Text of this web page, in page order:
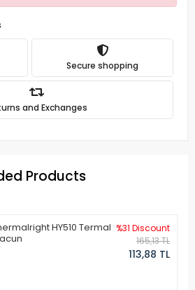
Secure shopping
and Exchanges
Products
HY510 Termal %31 Discount
165,13 TL
113,88 TL